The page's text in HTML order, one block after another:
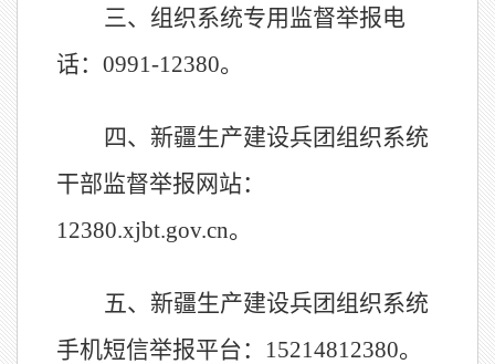
三、组织系统专用监督举报电
话： 0991-12380。
四、 新疆生产建设兵团组织系统
干部监督举报网站：
12380.xjbt.gov.cn。
五、 新疆生产建设兵团组织系统
手机短信举报平台： 15214812380。